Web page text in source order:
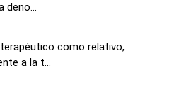
deno...
como relativo,
a la t...